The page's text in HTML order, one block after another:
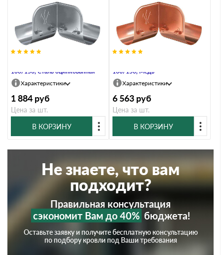
100/150, Сталь оцинкованная
Характеристики
1 884 руб
Цена за шт.
В КОРЗИНУ
100/150, Медь
Характеристики
6 563 руб
Цена за шт.
В КОРЗИНУ
Не знаете, что вам
подходит?
Правильная консультация
сэкономит Вам до 40% бюджета!
Оставьте заявку и получите бесплатную консультацию
по подбору кровли под Ваши требования